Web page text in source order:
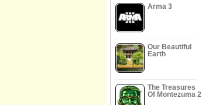
Arma 3
Our Beautiful
Earth
The Treasures
Of Montezuma 2